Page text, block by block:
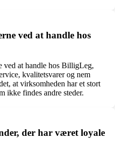
ved at handle hos
at handle hos BilligLeg,
kvalitetsvarer og nem
at virksomheden har et stort
ikke findes andre steder.
der har været loyale